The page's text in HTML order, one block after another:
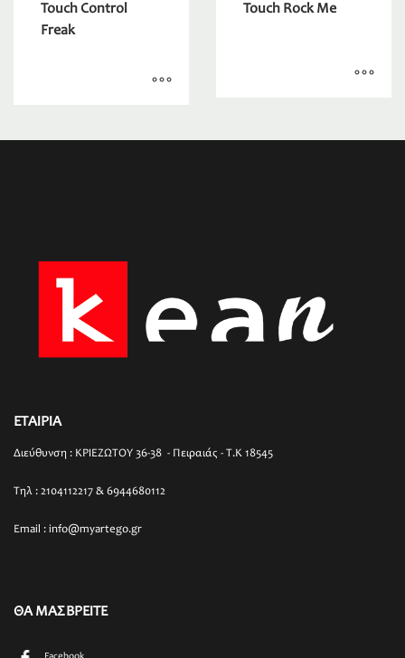
Touch Control
Freak
Touch Rock Me
ΕΤΑΙΡΙΑ
Διεύθυνση : ΚΡΙΕΖΩΤΟΥ 36-38 - Πειραιάς - T.K 18545
Τηλ : 2104112217 & 6944680112
Email : info@myartego.gr
ΘΑ ΜΑΣ ΒΡΕΙΤΕ